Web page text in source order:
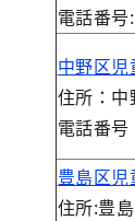
電話番
中野区
住所：
電話番
豊島区
住所:豊